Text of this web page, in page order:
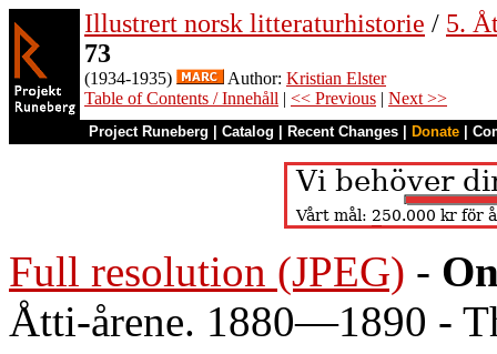
Illustrert norsk litteraturhistorie / 5.
73
(1934-1935) Author: Kristian Elster
Table of Contents / Innehåll | << Previous | Next >>
Project Runeberg Catalog Recent Changes Donate
Full resolution (JPEG) -
Åtti-årene. 1880—1890 -